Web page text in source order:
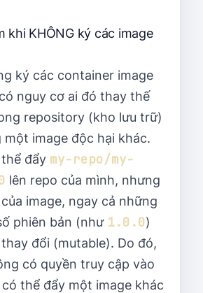
khi KHÔNG ký các image
ký các container image
nguy cơ ai đó thay thế
repository (kho lưu trữ)
một image độc hại khác.
đẩy my-repo/my-
lên repo của mình, nhưng
image, ngay cả những
phiên bản (như 1.0.0)
đổi (mutable). Do đó,
có quyền truy cập vào
thể đẩy một image khác